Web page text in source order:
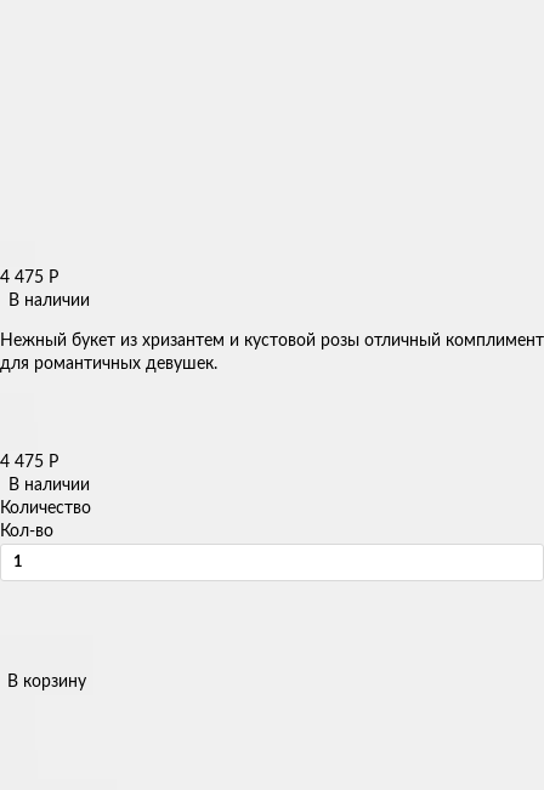
4 475 Р
В наличии
Нежный букет из хризантем и кустовой розы отличный комплимент
для романтичных девушек.
4 475 Р
В наличии
Количество
Кол-во
В корзину